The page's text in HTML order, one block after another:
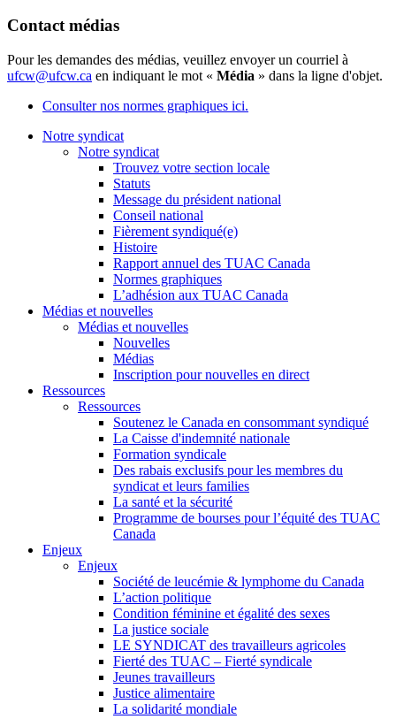
Contact médias
Pour les demandes des médias, veuillez envoyer un courriel à
ufcw@ufcw.ca en indiquant le mot « Média » dans la ligne d'objet.
Consulter nos normes graphiques ici.
Notre syndicat
Notre syndicat
Trouvez votre section locale
Statuts
Message du président national
Conseil national
Fièrement syndiqué(e)
Histoire
Rapport annuel des TUAC Canada
Normes graphiques
L’adhésion aux TUAC Canada
Médias et nouvelles
Médias et nouvelles
Nouvelles
Médias
Inscription pour nouvelles en direct
Ressources
Ressources
Soutenez le Canada en consommant syndiqué
La Caisse d'indemnité nationale
Formation syndicale
Des rabais exclusifs pour les membres du
syndicat et leurs families
La santé et la sécurité
Programme de bourses pour l’équité des TUAC
Canada
Enjeux
Enjeux
Société de leucémie & lymphome du Canada
L’action politique
Condition féminine et égalité des sexes
La justice sociale
LE SYNDICAT des travailleurs agricoles
Fierté des TUAC – Fierté syndicale
Jeunes travailleurs
Justice alimentaire
La solidarité mondiale